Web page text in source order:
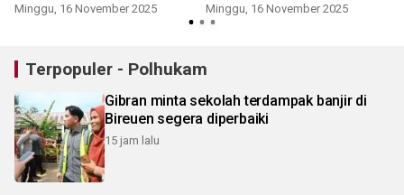
Minggu, 16 November 2025 Minggu, 16 November 2025
Terpopuler - Polhukam
Gibran minta sekolah terdampak banjir di
Bireuen segera diperbaiki
15 jam lalu